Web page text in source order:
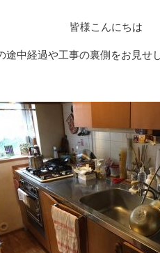
皆様こんにちは
途中経過や工事の裏側をお見せ